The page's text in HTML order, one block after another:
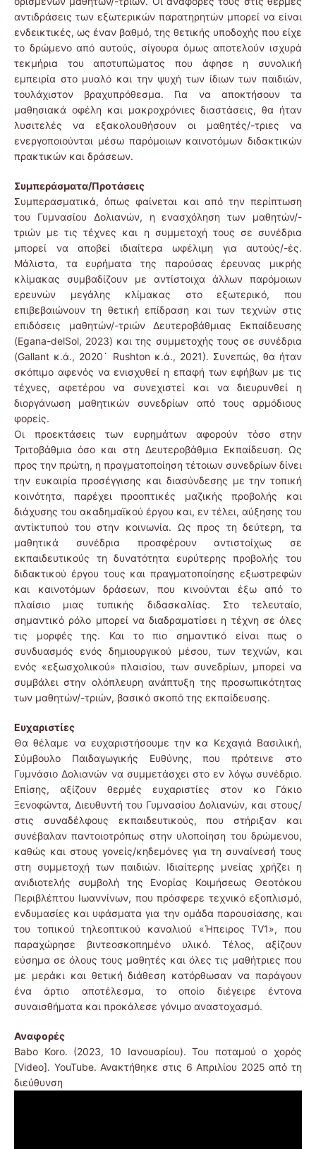
αντιδράσεις των εξωτερικών παρατηρητών μπορεί να είναι
ενδεικτικές, ως έναν βαθμό, της θετικής υποδοχής που είχε
το δρώμενο από αυτούς, σίγουρα όμως αποτελούν ισχυρά
τεκμήρια του αποτυπώματος που άφησε η συνολική
εμπειρία στο μυαλό και την ψυχή των ίδιων των παιδιών,
τουλάχιστον βραχυπρόθεσμα. Για να αποκτήσουν τα
μαθησιακά οφέλη και μακροχρόνιες διαστάσεις, θα ήταν
λυσιτελές να εξακολουθήσουν οι μαθητές/-τριες να
ενεργοποιούνται μέσω παρόμοιων καινοτόμων διδακτικών
πρακτικών και δράσεων.
Συμπεράσματα/Προτάσεις
Συμπερασματικά, όπως φαίνεται και από την περίπτωση
του Γυμνασίου Δολιανών, η ενασχόληση των μαθητών/-
τριών με τις τέχνες και η συμμετοχή τους σε συνέδρια
μπορεί να αποβεί ιδιαίτερα ωφέλιμη για αυτούς/-ές.
Μάλιστα, τα ευρήματα της παρούσας έρευνας μικρής
κλίμακας συμβαδίζουν με αντίστοιχα άλλων παρόμοιων
ερευνών μεγάλης κλίμακας στο εξωτερικό, που
επιβεβαιώνουν τη θετική επίδραση και των τεχνών στις
επιδόσεις μαθητών/-τριών Δευτεροβάθμιας Εκπαίδευσης
(Egana-delSol, 2023) και της συμμετοχής τους σε συνέδρια
(Gallant κ.ά., 2020˙ Rushton κ.ά., 2021). Συνεπώς, θα ήταν
σκόπιμο αφενός να ενισχυθεί η επαφή των εφήβων με τις
τέχνες, αφετέρου να συνεχιστεί και να διευρυνθεί η
διοργάνωση μαθητικών συνεδρίων από τους αρμόδιους
φορείς.
Οι προεκτάσεις των ευρημάτων αφορούν τόσο στην
Τριτοβάθμια όσο και στη Δευτεροβάθμια Εκπαίδευση. Ως
προς την πρώτη, η πραγματοποίηση τέτοιων συνεδρίων δίνει
την ευκαιρία προσέγγισης και διασύνδεσης με την τοπική
κοινότητα, παρέχει προοπτικές μαζικής προβολής και
διάχυσης του ακαδημαϊκού έργου και, εν τέλει, αύξησης του
αντίκτυπού του στην κοινωνία. Ως προς τη δεύτερη, τα
μαθητικά συνέδρια προσφέρουν αντιστοίχως σε
εκπαιδευτικούς τη δυνατότητα ευρύτερης προβολής του
διδακτικού έργου τους και πραγματοποίησης εξωστρεφών
και καινοτόμων δράσεων, που κινούνται έξω από το
πλαίσιο μιας τυπικής διδασκαλίας. Στο τελευταίο,
σημαντικό ρόλο μπορεί να διαδραματίσει η τέχνη σε όλες
τις μορφές της. Και το πιο σημαντικό είναι πως ο
συνδυασμός ενός δημιουργικού μέσου, των τεχνών, και
ενός «εξωσχολικού» πλαισίου, των συνεδρίων, μπορεί να
συμβάλει στην ολόπλευρη ανάπτυξη της προσωπικότητας
των μαθητών/-τριών, βασικό σκοπό της εκπαίδευσης.
Ευχαριστίες
Θα θέλαμε να ευχαριστήσουμε την κα Κεχαγιά Βασιλική,
Σύμβουλο Παιδαγωγικής Ευθύνης, που πρότεινε στο
Γυμνάσιο Δολιανών να συμμετάσχει στο εν λόγω συνέδριο.
Επίσης, αξίζουν θερμές ευχαριστίες στον κο Γάκιο
Ξενοφώντα, Διευθυντή του Γυμνασίου Δολιανών, και στους/
στις συναδέλφους εκπαιδευτικούς, που στήριξαν και
συνέβαλαν παντοιοτρόπως στην υλοποίηση του δρώμενου,
καθώς και στους γονείς/κηδεμόνες για τη συναίνεσή τους
στη συμμετοχή των παιδιών. Ιδιαίτερης μνείας χρήζει η
ανιδιοτελής συμβολή της Ενορίας Κοιμήσεως Θεοτόκου
Περιβλέπτου Ιωαννίνων, που πρόσφερε τεχνικό εξοπλισμό,
ενδυμασίες και υφάσματα για την ομάδα παρουσίασης, και
του τοπικού τηλεοπτικού καναλιού «Ήπειρος TV1», που
παραχώρησε βιντεοσκοπημένο υλικό. Τέλος, αξίζουν
εύσημα σε όλους τους μαθητές και όλες τις μαθήτριες που
με μεράκι και θετική διάθεση κατόρθωσαν να παράγουν
ένα άρτιο αποτέλεσμα, το οποίο διέγειρε έντονα
συναισθήματα και προκάλεσε γόνιμο αναστοχασμό.
Αναφορές
Babo Koro. (2023, 10 Ιανουαρίου). Του ποταμού ο χορός
[Video]. YouTube. Ανακτήθηκε στις 6 Απριλίου 2025 από τη
διεύθυνση